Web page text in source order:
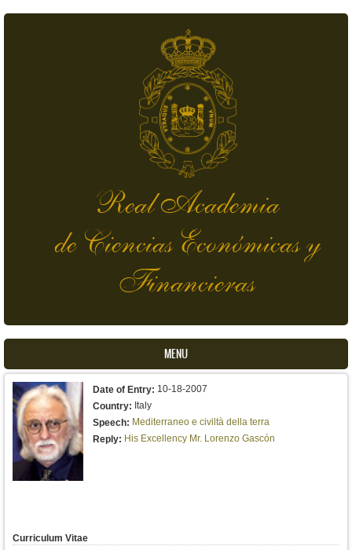
Real Academia
de Ciencias Económicas y
Financieras
MENU
Date of Entry: 10-18-2007
Country: Italy
Speech: Mediterraneo e civiltà della terra
Reply: His Excellency Mr. Lorenzo Gascón
Curriculum Vitae